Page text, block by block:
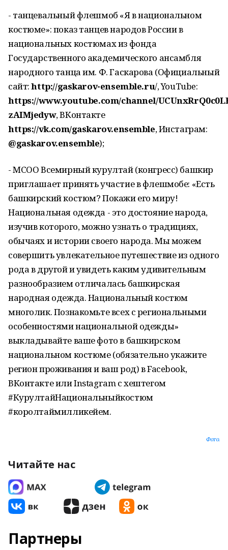
- танцевальный флешмоб «Я в национальном
костюме»: показ танцев народов России в
национальных костюмах из фонда
Государственного академического ансамбля
народного танца им. Ф. Гаскарова (Официальный
сайт:http://gaskarov-ensemble.ru/, YouTube:
https://www.youtube.com/channel/
zAIMjedyw, ВКонтакте
https://vk.com/gaskarov.ensemble, Инстаграм:
@gaskarov.ensemble);
- МСОО Всемирный курултай (конгресс) башкир
приглашает принять участие в флешмобе: «Есть
башкирский костюм? Покажи его миру!
Национальная одежда - это достояние народа,
изучив которого, можно узнать о традициях,
обычаях и истории своего народа. Мы можем
совершить увлекательное путешествие из одного
рода в другой и увидеть каким удивительным
разнообразием отличалась башкирская
народная одежда. Национальный костюм
многолик. Познакомьте всех с региональными
особенностями национальной одежды»
выкладывайте ваше фото в башкирском
национальном костюме (обязательно укажите
регион проживания и ваш род) в Facebook,
ВКонтакте или Instagram с хештегом
#КурултайНациональныйкостюм
#королтаймилликейем.
Фото.
Читайте нас
Партнеры